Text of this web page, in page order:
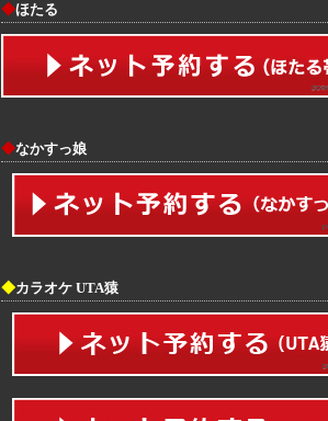
◆ほたる
◆なかすっ娘
◆カラオケ UTA猿